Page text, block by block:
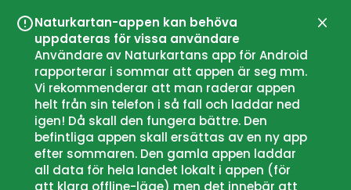
Naturkartan-appen kan behöva
uppdateras för vissa användare
Användare av Naturkartans app för Android
rapporterar i sommar att appen är seg mm.
Vi rekommenderar att man raderar appen
helt från sin telefon i så fall och laddar ned
igen! Då skall den fungera bättre. Den
befintliga appen skall ersättas av en ny app
efter sommaren. Den gamla appen laddar
all data för hela landet lokalt i appen (för
att klara offline-läge) men det innebär att
Close